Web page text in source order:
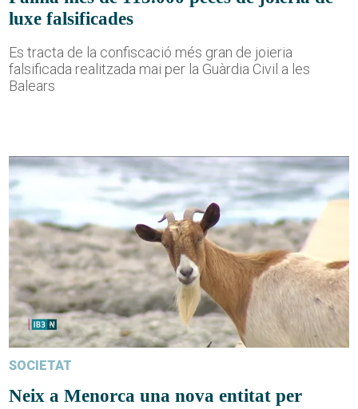
luxe falsificades
Es tracta de la confiscació més gran de joieria
falsificada realitzada mai per la Guàrdia Civil a les
Balears
SOCIETAT
Neix a Menorca una nova entitat per